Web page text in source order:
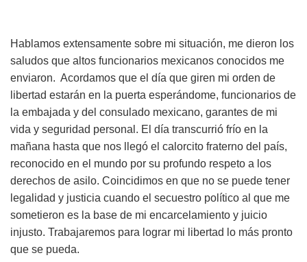
Hablamos extensamente sobre mi situación, me dieron los
saludos que altos funcionarios mexicanos conocidos me
enviaron. Acordamos que el día que giren mi orden de
libertad estarán en la puerta esperándome, funcionarios de
la embajada y del consulado mexicano, garantes de mi
vida y seguridad personal. El día transcurrió frío en la
mañana hasta que nos llegó el calorcito fraterno del país,
reconocido en el mundo por su profundo respeto a los
derechos de asilo. Coincidimos en que no se puede tener
legalidad y justicia cuando el secuestro político al que me
sometieron es la base de mi encarcelamiento y juicio
injusto. Trabajaremos para lograr mi libertad lo más pronto
que se pueda.